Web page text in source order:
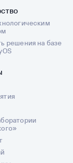
решения на базе